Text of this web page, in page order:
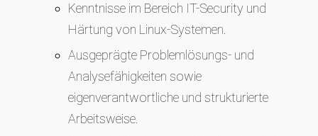
Kenntnisse im Bereich IT-Security und
Härtung von Linux-Systemen.
Ausgeprägte Problemlösungs- und
Analysefähigkeiten sowie
eigenverantwortliche und strukturierte
Arbeitsweise.